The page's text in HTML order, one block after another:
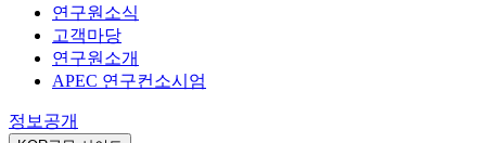
연구원소식
고객마당
연구원소개
APEC 연구컨소시엄
정보공개